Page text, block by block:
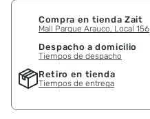
Compra en tienda Zait
Mall Parque Arauco, Local 156
Despacho a domicilio
Tiempos de despacho
Retiro en tienda
Tiempos de entrega